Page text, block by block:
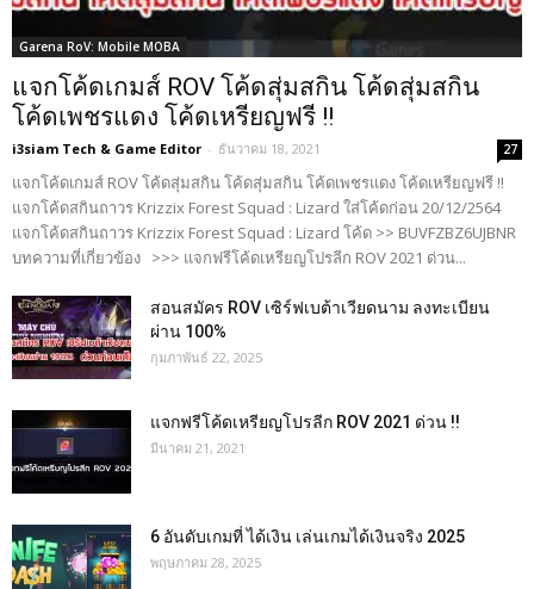
Garena RoV: Mobile MOBA
แจกโค้ดเกมส์ ROV โค้ดสุ่มสกิน โค้ดสุ่มสกิน
โค้ดเพชรแดง โค้ดเหรียญฟรี !!
i3siam Tech & Game Editor - ธันวาคม 18, 2021 27
แจกโค้ดเกมส์ ROV โค้ดสุ่มสกิน โค้ดสุ่มสกิน โค้ดเพชรแดง โค้ดเหรียญฟรี !!
แจกโค้ดสกินถาวร Krizzix Forest Squad : Lizard ใส่โค้ดก่อน 20/12/2564
แจกโค้ดสกินถาวร Krizzix Forest Squad : Lizard โค้ด >> BUVFZBZ6UJBNR
บทความที่เกี่ยวข้อง >>> แจกฟรีโค้ดเหรียญโปรลีก ROV 2021 ด่วน...
สอนสมัคร ROV เซิร์ฟเบต้าเวียดนาม ลงทะเบียน
ผ่าน 100%
กุมภาพันธ์ 22, 2025
แจกฟรีโค้ดเหรียญโปรลีก ROV 2021 ด่วน !!
มีนาคม 21, 2021
6 อันดับเกมที่ ได้เงิน เล่นเกมได้เงินจริง 2025
พฤษภาคม 28, 2025